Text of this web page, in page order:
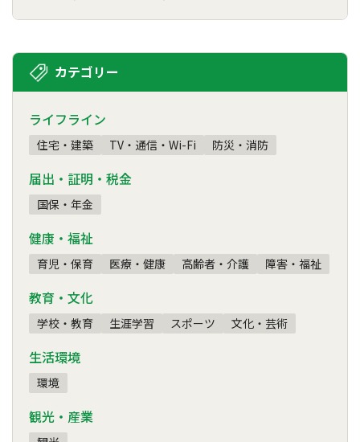
カテゴリー
ライフライン
住宅・建築 TV・通信・Wi-Fi 防災・消防
届出・証明・税金
国保・年金
健康・福祉
育児・保育 医療・健康 高齢者・介護 障害・福祉
教育・文化
学校・教育 生涯学習 スポーツ 文化・芸術
生活環境
環境
観光・産業